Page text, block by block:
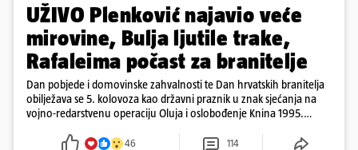
UŽIVO Plenković najavio veće
mirovine, Bulja ljutile trake,
Rafaleima počast za branitelje
Dan pobjede i domovinske zahvalnosti te Dan hrvatskih branitelja
obilježava se 5. kolovoza kao državni praznik u znak sjećanja na
vojno-redarstvenu operaciju Oluja i oslobođenje Knina 1995.
46 114